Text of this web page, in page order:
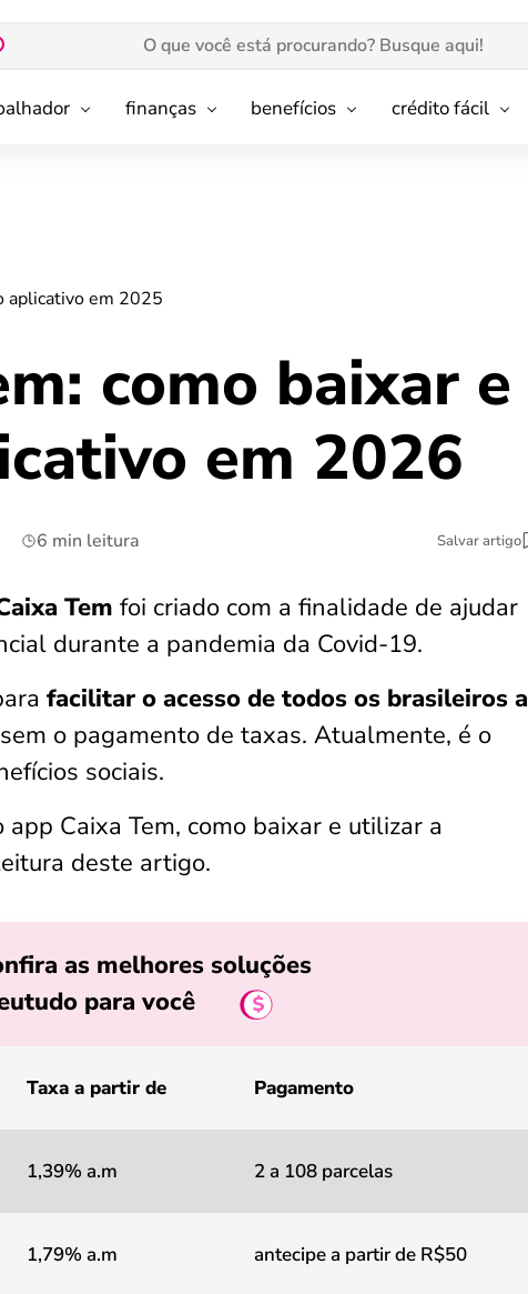
finanças benefícios crédito fácil
aplicativo em 2025
como baixar e
em 2026
6 min leitura Salvar artigo
Tem foi criado com a finalidade de ajudar
durante a pandemia da Covid-19.
facilitar o acesso de todos os brasileiros a
o pagamento de taxas. Atualmente, é o
sociais.
Caixa Tem, como baixar e utilizar a
deste artigo.
as melhores soluções
para você
Taxa a partir de Pagamento
1,39% a.m 2 a 108 parcelas
1,79% a.m antecipe a partir de R$50